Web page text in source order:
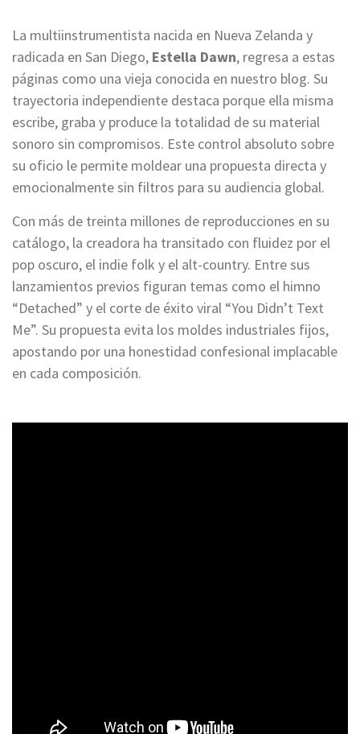
La multiinstrumentista nacida en Nueva Zelanda y
radicada en San Diego, Estella Dawn, regresa a estas
páginas como una vieja conocida en nuestro blog. Su
trayectoria independiente destaca porque ella misma
escribe, graba y produce la totalidad de su material
sonoro sin compromisos. Este control absoluto sobre
su oficio le permite moldear una propuesta directa y
emocionalmente sin filtros para su audiencia global.
Con más de treinta millones de reproducciones en su
catálogo, la creadora ha transitado con fluidez por el
pop oscuro, el indie folk y el alt-country. Entre sus
lanzamientos previos figuran temas como el himno
“Detached” y el corte de éxito viral “You Didn’t Text
Me”. Su propuesta evita los moldes industriales fijos,
apostando por una honestidad confesional implacable
en cada composición.